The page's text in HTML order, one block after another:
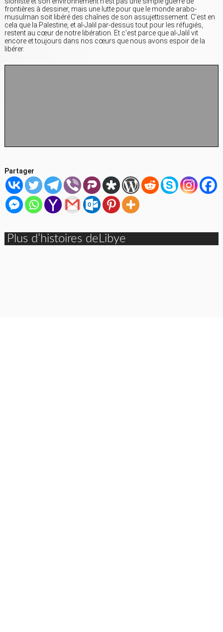
frontières à dessiner, mais une lutte pour que le monde arabo-
musulman soit libéré des chaînes de son assujettissement. C’est en
cela que la Palestine, et al-Jalil par-dessus tout pour les réfugiés,
restent au cœur de notre libération. Et c’est parce que al-Jalil vit
encore et toujours dans nos cœurs que nous avons espoir de la
libérer.
Partager
Plus d’histoires deLibye